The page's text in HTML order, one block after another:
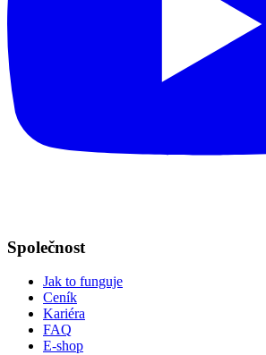
Společnost
Jak to funguje
Ceník
Kariéra
FAQ
E-shop